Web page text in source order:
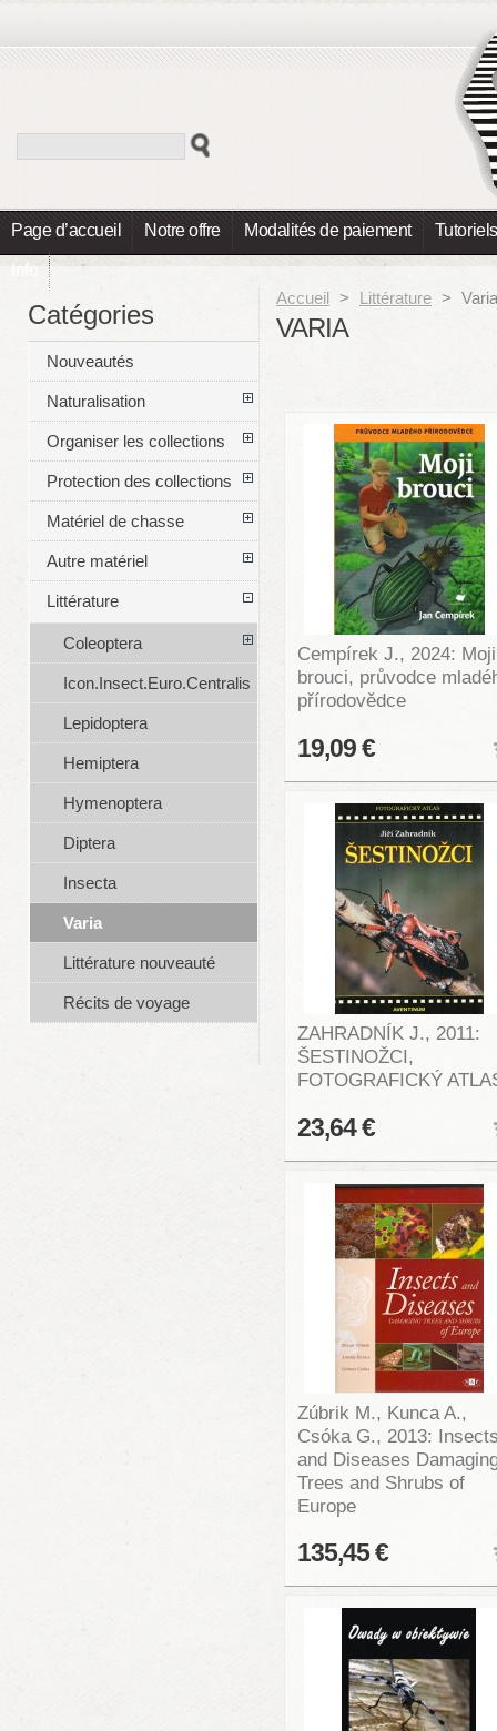
Page d’accueil Notre offre Modalités de paiement Tutoriels
Info
Accueil > Littérature > Varia
VARIA
Cempírek J., 2024: Moji
brouci, průvodce
přírodovědce
19,09 €
ZAHRADNÍK J., 2011:
ŠESTINOŽCI,
FOTOGRAFICKÝ
23,64 €
Zúbrik M., Kunca A.,
Csóka G., 2013:
and Diseases
Trees and Shrubs of
Europe
135,45 €
Catégories
Nouveautés
Naturalisation
Organiser les collections
Protection des collections
Matériel de chasse
Autre matériel
Littérature
Coleoptera
Icon.Insect.Euro.Centralis
Lepidoptera
Hemiptera
Hymenoptera
Diptera
Insecta
Varia
Littérature nouveauté
Récits de voyage